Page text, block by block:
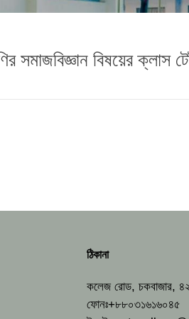
সমাজবিজ্ঞান বিষয়ের ক্লাস
ঠিকানা
কলেজ রোড, চকবাজার,
ফোনঃ+৮৮০৩১৬১৬০৪৫